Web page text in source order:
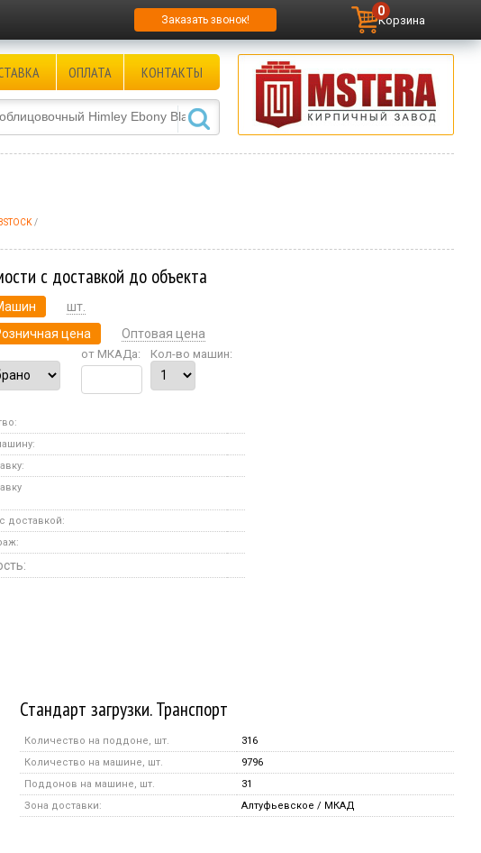
Заказать звонок! Корзина
0
ОПЛАТА КОНТАКТЫ
с доставкой до объекта
шт.
цена Оптовая цена
от МКАДа: Кол-во машин:
доставкой:
Стандарт загрузки. Транспорт
Количество на поддоне, шт.
316
Количество на машине, шт.
9796
Поддонов на машине, шт.
31
Зона доставки:
Алтуфьевское / МКАД